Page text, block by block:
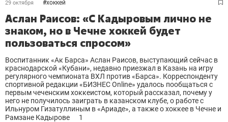
29 октября #хоккей
Аслан Раисов: «С Кадыровым лично не
знаком, но в Чечне хоккей будет
пользоваться спросом»
Воспитанник «Ак Барса» Аслан Раисов, выступающий сейчас в
краснодарской «Кубани», недавно приезжал в Казань на игру
регулярного чемпионата ВХЛ против «Барса». Корреспонденту
спортивной редакции «БИЗНЕС Online» удалось пообщаться с
первым чеченским хоккеистом, который рассказал, почему у
него не получилось заиграть в казанском клубе, о работе с
Ильнуром Гизатуллиным в «Ариаде», а также о хоккее в Чечне и
Рамзане Кадырове
1